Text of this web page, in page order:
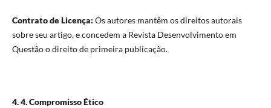
Contrato de Licença: Os autores mantêm os direitos autorais
sobre seu artigo, e concedem a Revista Desenvolvimento em
Questão o direito de primeira publicação.
4. 4. Compromisso Ético